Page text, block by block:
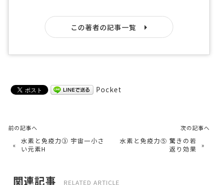
この著者の記事一覧
Pocket
前の記事へ
« 水素と免疫力③ 宇宙一小さ
い元素H
次の記事へ
水素と免疫力⑤ 驚きの若
返り効果
»
関連記事 RELATED ARTICLE